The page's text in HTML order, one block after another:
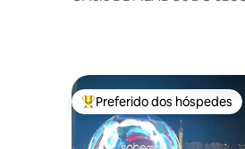
Entre os melhores
Preferido dos hóspedes